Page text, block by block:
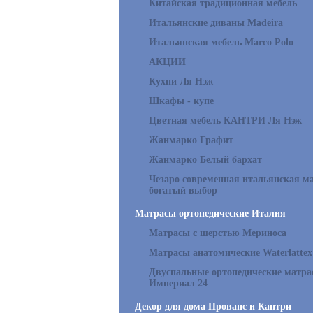
Китайская традиционная мебель
Итальянские диваны Madeira
Итальянская мебель Marco Polo
АКЦИИ
Кухни Ля Нэж
Шкафы - купе
Цветная мебель КАНТРИ Ля Нэж
Жанмарко Графит
Жанмарко Белый бархат
Чезаро современная итальянская
богатый выбор
Матрасы ортопедические Италия
Матрасы с шерстью Мериноса
Матрасы анатомические Waterlattex
Двуспальные ортопедические
Империал 24
Декор для дома Прованс и Кантри